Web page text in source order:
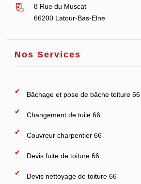
8 Rue du Muscat
66200 Latour-Bas-Elne
Nos Services
Bâchage et pose de bâche toiture 66
Changement de tuile 66
Couvreur charpentier 66
Devis fuite de toiture 66
Devis nettoyage de toiture 66